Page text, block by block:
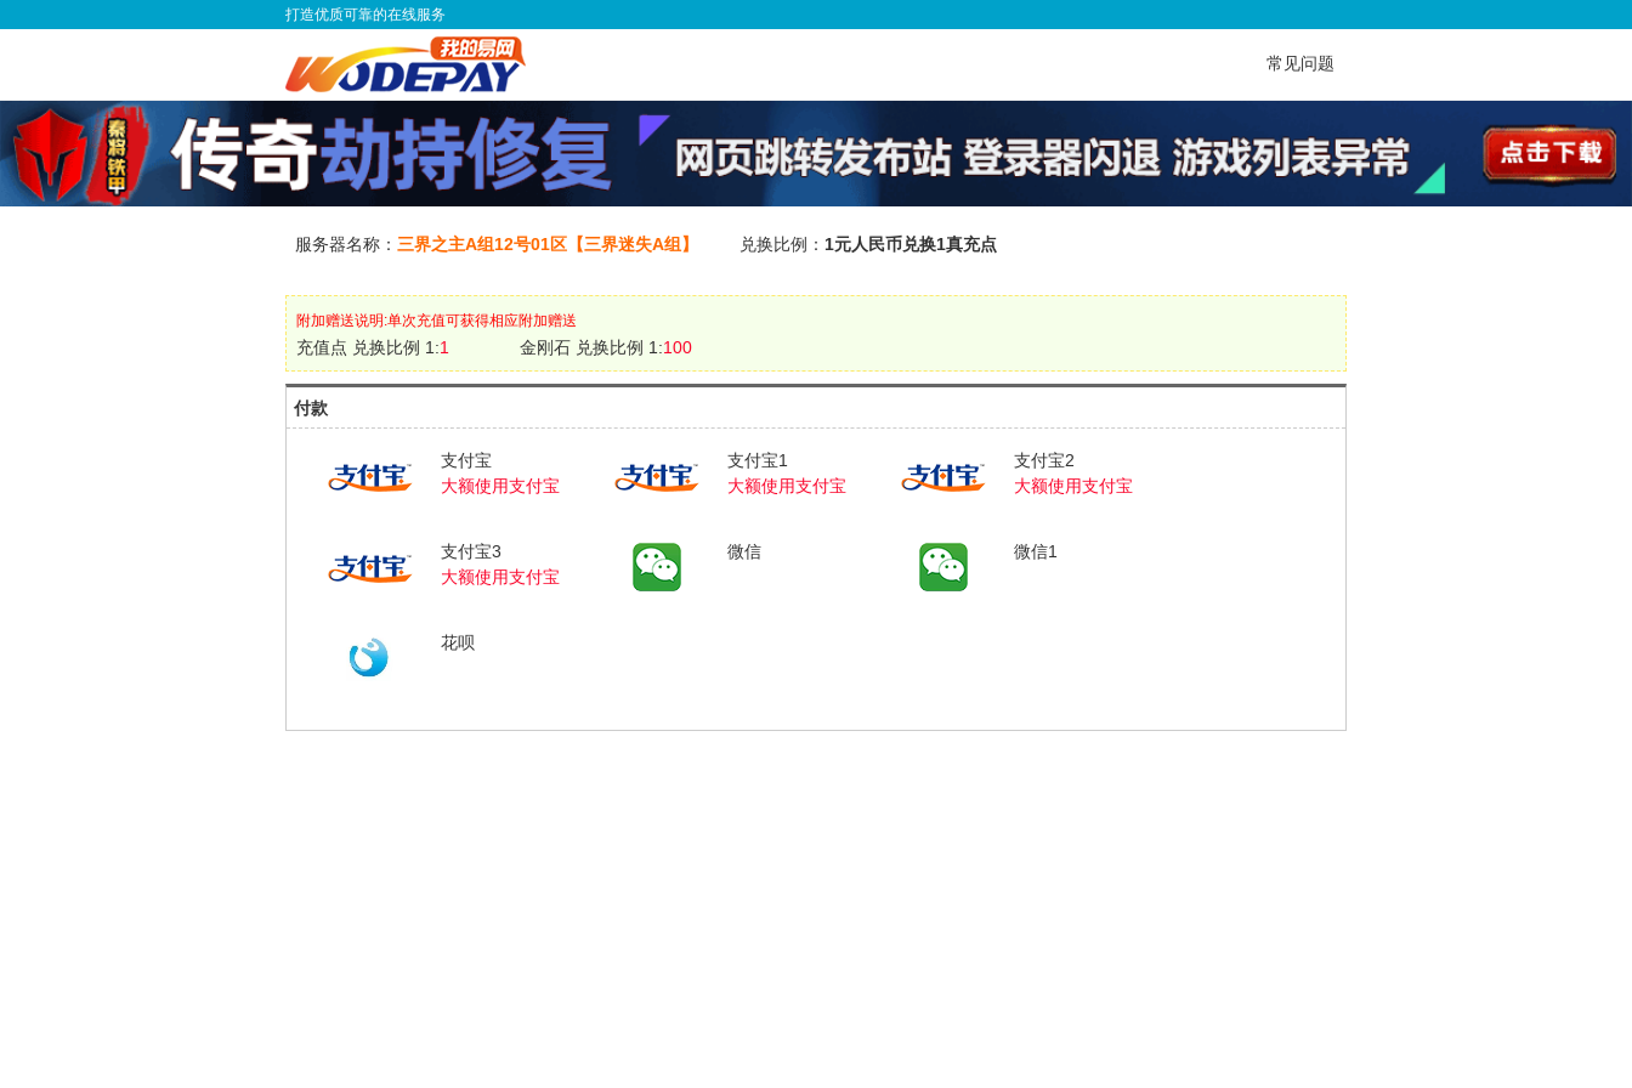
打造优质可靠的在线服务
常见问题
服务器名称： 三界之主A组12号01区【三界迷失A组】 兑换比例： 1元人民币兑换1真充点
附加赠送说明:单次充值可获得相应附加赠送
充值点 兑换比例 1:1 金刚石 兑换比例 1:100
付款
支付宝
大额使用支付宝
支付宝1
大额使用支付宝
支付宝2
大额使用支付宝
支付宝3
大额使用支付宝
微信 微信1
花呗